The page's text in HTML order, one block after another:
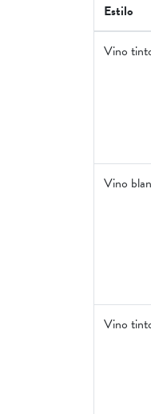
Estilo
Vino
Vino
Vino